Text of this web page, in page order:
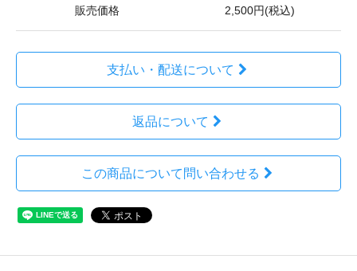
販売価格 2,500円(税込)
支払い・配送について
返品について
この商品について問い合わせる